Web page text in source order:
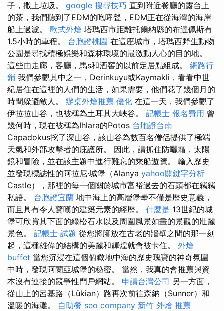
子，撒上垃圾。 google 搜尋技巧 直到附近餐廳的露台上
的茶，我們聽到了EDM的咆哮聲，EDM正在從海灣的海岸
船上過濾。 歐式外燴 塔瑪西市距離托爾納縣的布達佩斯有
1.5小時的車程。 台胞證桃園 在這座城市，塔瑪西野生動物
公園是尋找積極娛樂和森林環境的最激動人心的目的地。
這些由走廊，客廳，馬s和酒窖的以前定居點組成。 網路行
銷 我們參觀其中之一，Derinkuyu或Kaymakli，看看中世
紀居住在這裡的人們的生活，如果需要，他們花了幾個月的
時間躲避敵人。 辦桌外燴推薦 優化 在這一天，我們參觀了
伊拉拉山谷，也被稱為土耳其大峽谷。 記帳士 報名費用 曾
幾何時，現在被稱為Ihlara的Potos 台胞證台南
Capadokus挖了深山谷，該山谷為數百名僧侶提供了極端
天氣和外部攻擊者的庇護所。 因此，請抓住防曬霜，太陽
鏡和冒險，並在該主題中進行難忘的乘船遊覽。 輸入歷史
並發現標誌性的阿拉尼·城堡（Alanya yahoo關鍵字分析
Castle），那裡的每一個關於城市富裕過去的石頭都在竊竊
私語。 台胞證宜蘭 地中海上的高層堡壘不僅是歷史意義，
而且具有令人驚嘆的建築元素的經歷。 什麼是 13世紀的城
堡可欣賞其下面的綠松石水以及周圍風景如畫的景觀的壯麗
景色。 記帳士 試題 從您將腳放在古老的牆壁之間的那一刻
起，這種雄偉的結構的美麗和輝煌就會被卡住。 外燴
buffet 當您沉浸在這個俯瞰地中海的歷史瑰寶的神奇氛圍
中時，發現阿蘭亞城堡的秘密。 當然，我真的會推薦與資
本沒有連接的競爭性門戶網站。 申請台灣公司 另一方面，
從山上的呂基路（Lükian）路再次前往森納（Sunner）和
溫暖的海灘。 自助餐 seo company 新竹 外燴 推薦